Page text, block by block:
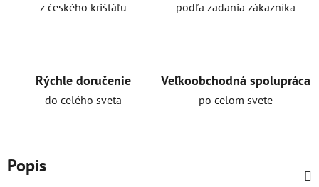
z českého krištáľu podľa zadania zákazníka
Rýchle doručenie
do celého sveta
Veľkoobchodná spolupráca
po celom svete
Popis